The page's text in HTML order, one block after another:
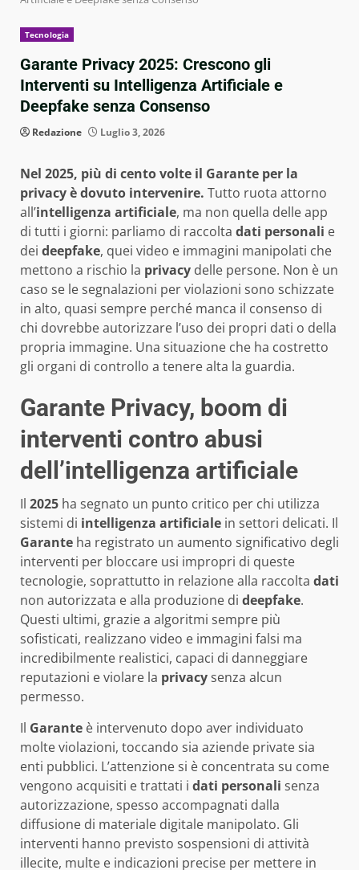
Tecnologia
Garante Privacy 2025: Crescono gli
Interventi su Intelligenza Artificiale e
Deepfake senza Consenso
Redazione Luglio 3, 2026
Nel 2025, più di cento volte il Garante per la
privacy è dovuto intervenire. Tutto ruota attorno
all’intelligenza artificiale, ma non quella delle app
di tutti i giorni: parliamo di raccolta dati personali e
dei deepfake, quei video e immagini manipolati che
mettono a rischio la privacy delle persone. Non è un
caso se le segnalazioni per violazioni sono schizzate
in alto, quasi sempre perché manca il consenso di
chi dovrebbe autorizzare l’uso dei propri dati o della
propria immagine. Una situazione che ha costretto
gli organi di controllo a tenere alta la guardia.
Garante Privacy, boom di
interventi contro abusi
dell’intelligenza artificiale
Il 2025 ha segnato un punto critico per chi utilizza
sistemi di intelligenza artificiale in settori delicati. Il
Garante ha registrato un aumento significativo degli
interventi per bloccare usi impropri di queste
tecnologie, soprattutto in relazione alla raccolta dati
non autorizzata e alla produzione di deepfake.
Questi ultimi, grazie a algoritmi sempre più
sofisticati, realizzano video e immagini falsi ma
incredibilmente realistici, capaci di danneggiare
reputazioni e violare la privacysenza alcun
permesso.
Il Garante è intervenuto dopo aver individuato
molte violazioni, toccando sia aziende private sia
enti pubblici. L’attenzione si è concentrata su come
vengono acquisiti e trattati i dati personali senza
autorizzazione, spesso accompagnati dalla
diffusione di materiale digitale manipolato. Gli
interventi hanno previsto sospensioni di attività
illecite, multe e indicazioni precise per mettere in